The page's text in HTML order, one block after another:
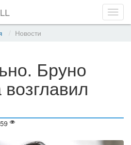
Новости
Бруно